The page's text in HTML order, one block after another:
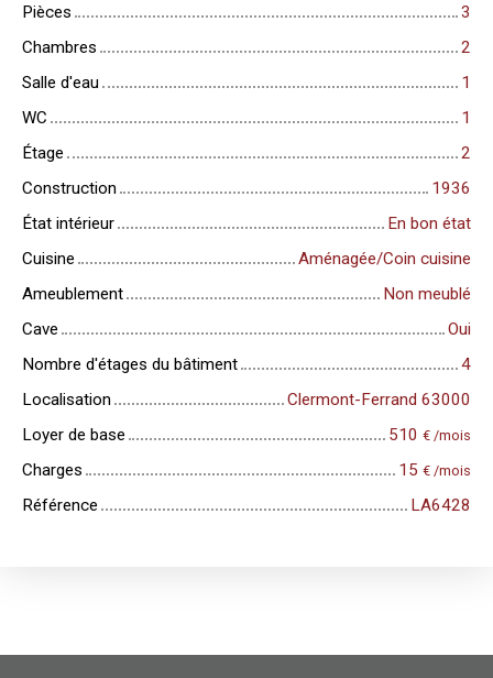
Pièces
3
Chambres
2
Salle d'eau
1
WC
1
Étage
2
Construction
1936
État intérieur
En bon état
Cuisine
Aménagée/Coin cuisine
Ameublement
Non meublé
Cave
Oui
Nombre d'étages du bâtiment
4
Localisation
Clermont-Ferrand 63000
Loyer de base
510 € /mois
Charges 15 € /mois
Référence LA6428